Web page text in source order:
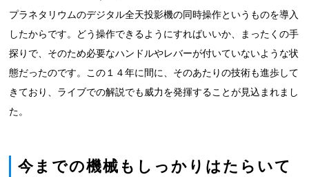
プラネタリウムのデジタル全天投影機の同時操作というものを導入
したからです。どう操作できるようにすればいいか、まったくの手
探りで、そのため必要なハンドルやレバーが付いていないような状
態だったのです。この１４年に間に、そのあたりの技術も進歩して
きており、ライブでの解説でも威力を発揮することが見込まれまし
た。
今までの機械もしっかりはたらいて